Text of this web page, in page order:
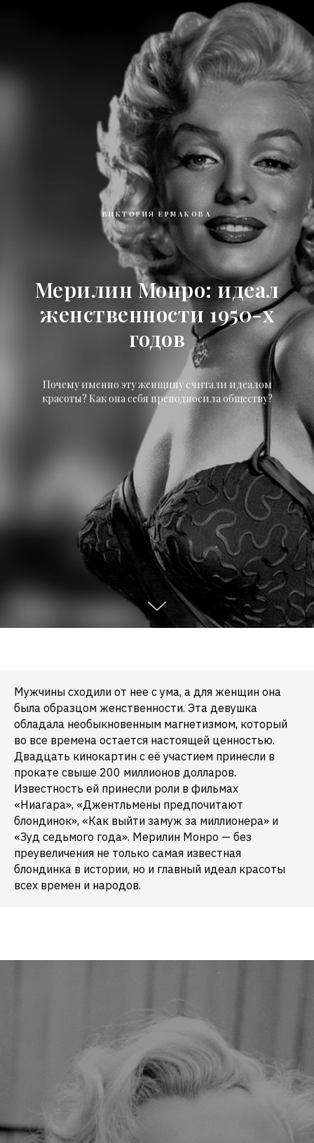
ВИКТОРИЯ ЕРМАКОВА
Мерилин Монро: идеал
женственности 1950-х
годов
Почему именно эту женщину считали идеалом
красоты? Как она себя преподносила обществу?
Мужчины сходили от нее с ума, а для женщин она
была образцом женственности. Эта девушка
обладала необыкновенным магнетизмом, который
во все времена остается настоящей ценностью.
Двадцать кинокартин с её участием принесли в
прокате свыше 200 миллионов долларов.
Известность ей принесли роли в фильмах
«Ниагара», «Джентльмены предпочитают
блондинок», «Как выйти замуж за миллионера» и
«Зуд седьмого года». Мерилин Монро — без
преувеличения не только самая известная
блондинка в истории, но и главный идеал красоты
всех времен и народов.